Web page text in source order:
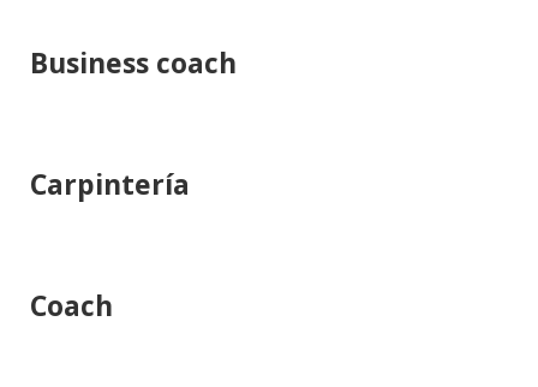
Business coach
Carpintería
Coach